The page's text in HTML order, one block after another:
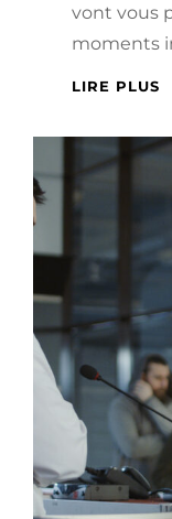
vont vous
moments
LIRE PLUS
: